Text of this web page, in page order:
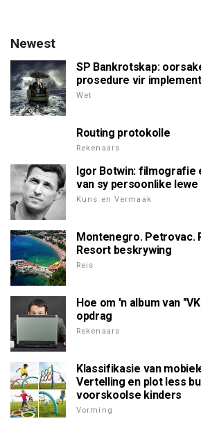
Newest
SP Bankrotskap:
prosedure vir
Wet
Routing protokolle
Rekenaars
Igor Botwin: filmografie
van sy persoonlike lewe
Kuns en Vermaak
Montenegro. Petrovac.
Resort beskrywing
Reis
Hoe om 'n album van
opdrag
Rekenaars
Klassifikasie van
Vertelling en plot less
voorskoolse kinders
Vorming